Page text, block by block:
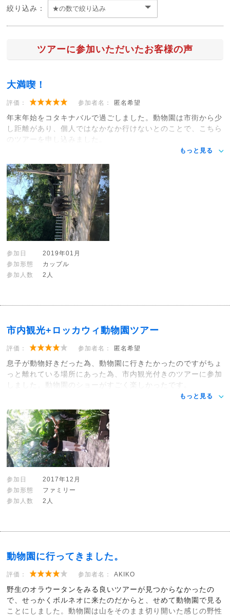
絞り込み：
ツアーに参加いただいたお客様の声
大満喫！
評価： 参加者名： 匿名希望
年末年始をコタキナバルで過ごしました。動物園は市街から少
し距離があり、個人ではなかなか行けないとのことで、こちら
のツアーを申し込みました。
もっと見る
参加日
2019年01月
参加形態
カップル
参加人数
2人
市内観光+ロッカウィ動物園ツアー
評価： 参加者名： 匿名希望
息子が動物好きだった為、動物園に行きたかったのですがちょ
っと離れている場所にあった為、市内観光付きのツアーに参加
しました。動物園のショーがすごく楽しかったです。
もっと見る
参加日
2017年12月
参加形態
ファミリー
参加人数
2人
動物園に行ってきました。
評価： 参加者名： AKIKO
野生のオラウータンをみる良いツアーが見つからなかったの
で、せっかくボルネオに来たのだからと、せめて動物園で見る
ことにしました。動物園は山をそのまま切り開いた感じの野性